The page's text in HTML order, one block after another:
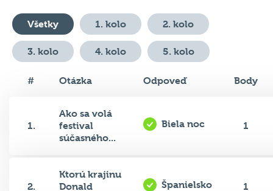
Všetky 1. kolo 2. kolo
3. kolo 4. kolo 5. kolo
# Otázka Odpoveď Body
1.
Ako sa volá
festival
súčasného...
Biela noc 1
2.
Ktorú krajinu
Donald
Španielsko 1